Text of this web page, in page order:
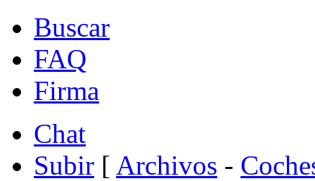
Buscar
FAQ
Firma
Chat
Subir [ Archivos -